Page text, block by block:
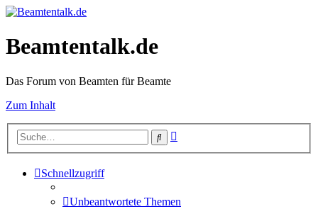
Beamtentalk.de
Das Forum von Beamten für Beamte
Zum Inhalt
Suche
Schnellzugriff
Unbeantwortete Themen